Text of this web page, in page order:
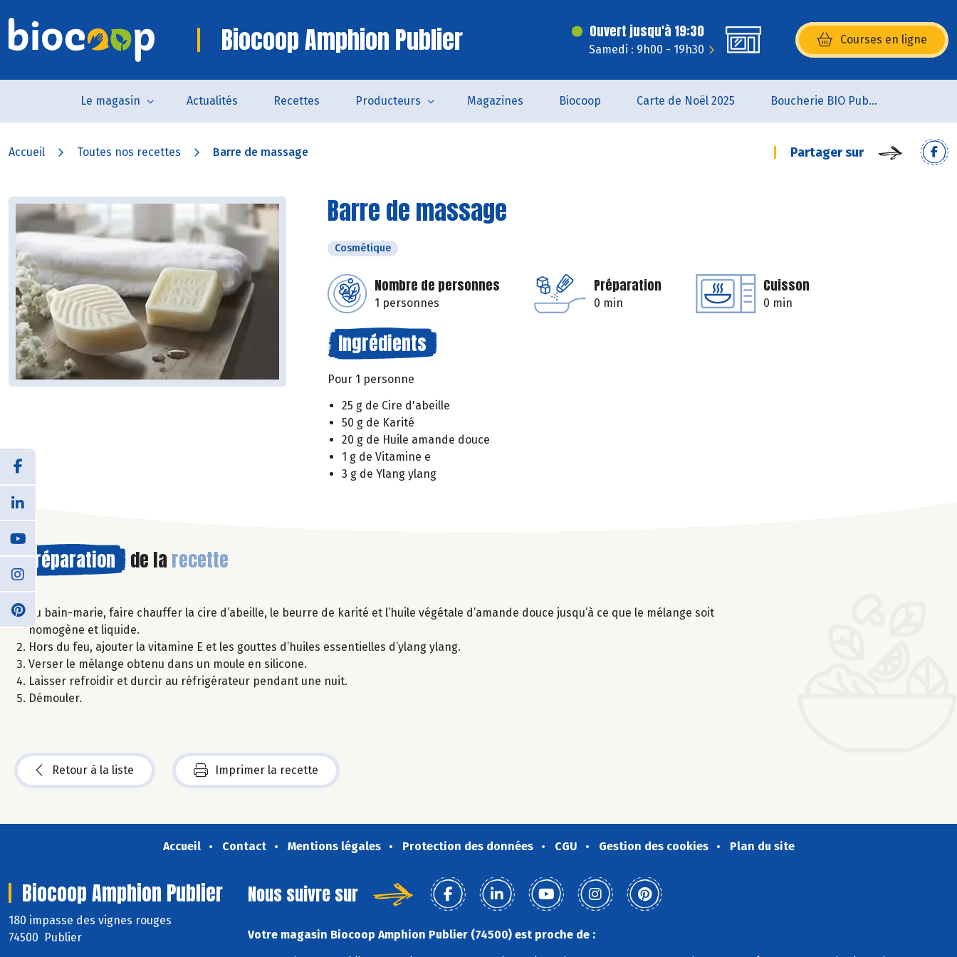
Biocoop Amphion Publier Ouvert jusqu'à 19:30
Samedi : 9h00 - 19h30
Courses en ligne
(s’ouvre dans une nouvelle
Le magasin Actualités Recettes Producteurs Magazines Biocoop Carte de Noël 2025 Boucherie BIO Publier
Accueil Toutes nos recettes Barre de massage Partager sur
Barre de massage
Cosmétique
Nombre de personnes
1 personnes
Préparation
0 min
Cuisson
0 min
Ingrédients
Pour 1 personne
25 g de Cire d'abeille
50 g de Karité
20 g de Huile amande douce
1 g de Vitamine e
3 g de Ylang ylang
Préparation de la recette
Au bain-marie, faire chauffer la cire d’abeille, le beurre de karité et l’huile végétale d’amande douce jusqu’à ce que le mélange soit
homogène et liquide.
Hors du feu, ajouter la vitamine E et les gouttes d’huiles essentielles d’ylang ylang.
Verser le mélange obtenu dans un moule en silicone.
Laisser refroidir et durcir au réfrigérateur pendant une nuit.
Démouler.
Retour à la liste Imprimer la recette
Accueil Contact Mentions légales Protection des données CGU Gestion des cookies Plan du site
Biocoop Amphion Publier
180 impasse des vignes rouges
74500 Publier
Nous suivre sur
Votre magasin Biocoop Amphion Publier (74500) est proche de :